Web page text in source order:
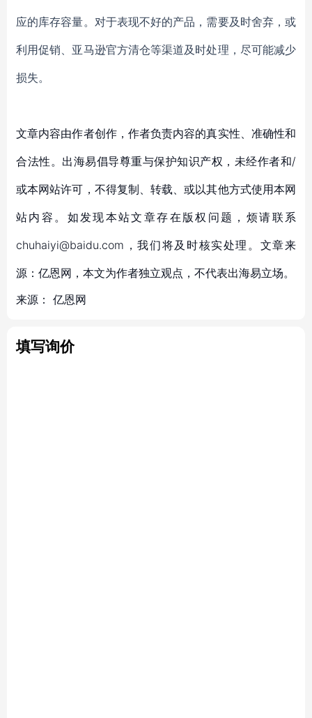
应的库存容量。对于表现不好的产品，需要及时舍弃，或
利用促销、亚马逊官方清仓等渠道及时处理，尽可能减少
损失。
文章内容由作者创作，作者负责内容的真实性、准确性和
合法性。出海易倡导尊重与保护知识产权，未经作者和/
或本网站许可，不得复制、转载、或以其他方式使用本网
站内容。如发现本站文章存在版权问题，烦请联系
chuhaiyi@baidu.com，我们将及时核实处理。文章来
源：亿恩网，本文为作者独立观点，不代表出海易立场。
来源： 亿恩网
填写询价